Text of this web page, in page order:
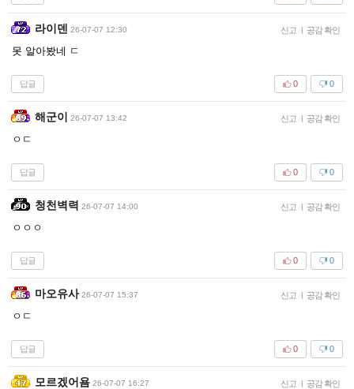
라이덴 26-07-07 12:30 신고 | 공감 확인
못 알아봤네 ㄷ
답글 0
0
해군이 26-07-07 13:42 신고 | 공감 확인
ㅇㄷ
답글 0
0
청천벽력 26-07-07 14:00 신고 | 공감 확인
ㅇㅇㅇ
답글 0
0
마오유사 26-07-07 15:37 신고 | 공감 확인
ㅇㄷ
답글 0
0
모르겠어욤 26-07-07 16:27 신고 | 공감 확인